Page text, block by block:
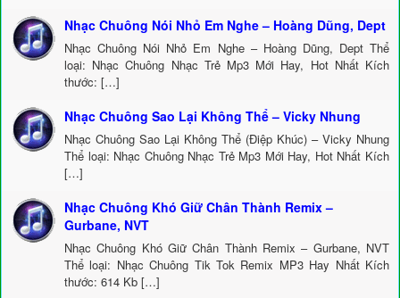
Nhạc Chuông Nói Nhỏ Em Nghe – Hoàng Dũng, Dept
Nhạc Chuông Nói Nhỏ Em Nghe – Hoàng Dũng, Dept Thể
loại: Nhạc Chuông Nhạc Trẻ Mp3 Mới Hay, Hot Nhất Kích
thước: […]
Nhạc Chuông Sao Lại Không Thể – Vicky Nhung
Nhạc Chuông Sao Lại Không Thể (Điệp Khúc) – Vicky Nhung
Thể loại: Nhạc Chuông Nhạc Trẻ Mp3 Mới Hay, Hot Nhất Kích
[…]
Nhạc Chuông Khó Giữ Chân Thành Remix –
Gurbane, NVT
Nhạc Chuông Khó Giữ Chân Thành Remix – Gurbane, NVT
Thể loại: Nhạc Chuông Tik Tok Remix MP3 Hay Nhất Kích
thước: 614 Kb […]